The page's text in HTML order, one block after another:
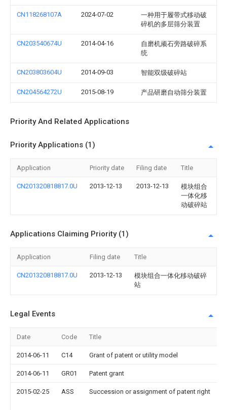
CN118268107A 2024-07-02
一种用于履带式移动破
碎机的多层筛分装置
CN203540674U 2014-04-16
自磨机顽石旁路破碎系
统
CN203803604U 2014-09-03 智能双级破碎站
CN204564272U 2015-08-19 产品研磨自动筛分装置
Priority And Related Applications
Priority Applications (1)
Application Priority date Filing date Title
CN201320818817.0U 2013-12-13 2013-12-13
模块组合
一体化移
动破碎站
Applications Claiming Priority (1)
Application Filing date Title
CN201320818817.0U 2013-12-13
模块组合一体化移动破碎
站
Legal Events
Date Code Title
2014-06-11 C14 Grant of patent or utility model
2014-06-11 GR01 Patent grant
2015-02-25 ASS Succession or assignment of patent right